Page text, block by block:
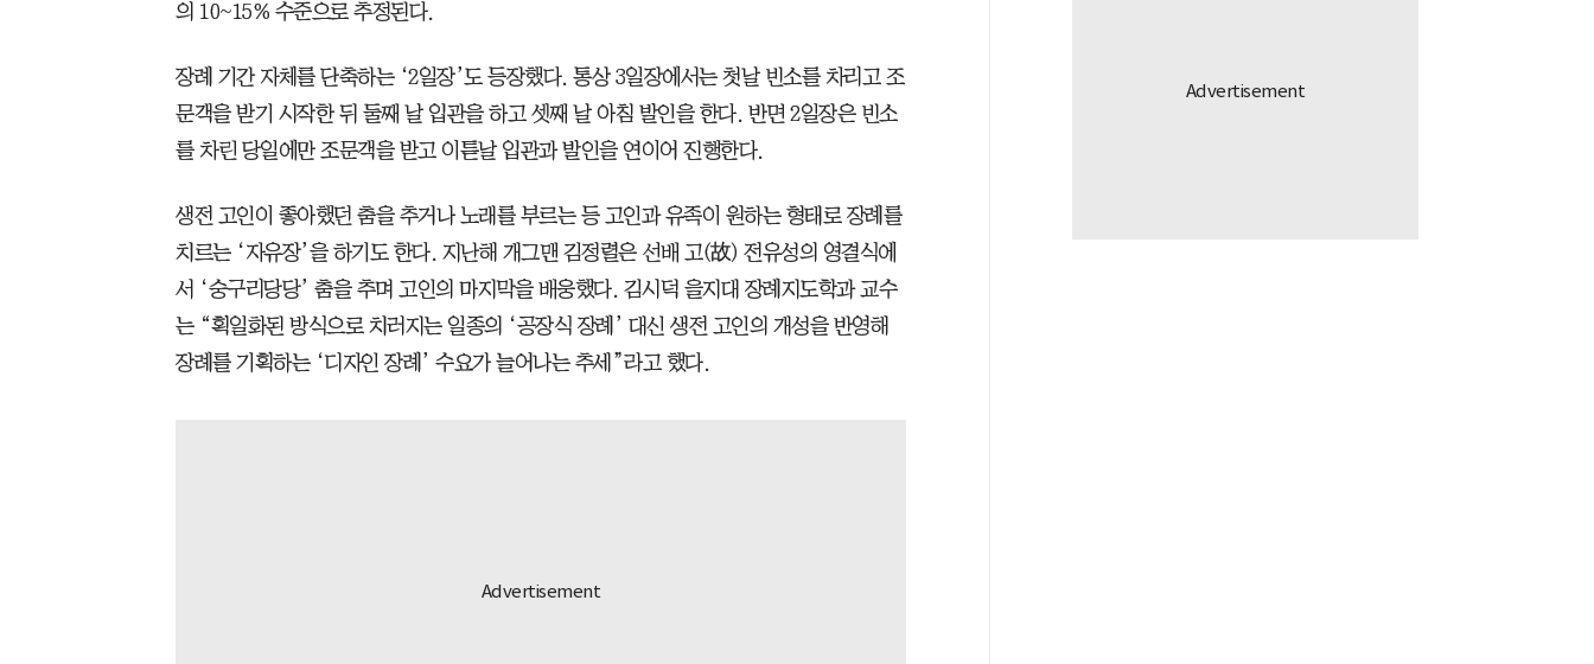
의 10~15% 수준으로 추정된다.
장례 기간 자체를 단축하는 ‘2일장’도 등장했다. 통상 3일장에서는 첫날 빈소를 차리고 조
문객을 받기 시작한 뒤 둘째 날 입관을 하고 셋째 날 아침 발인을 한다. 반면 2일장은 빈소
를 차린 당일에만 조문객을 받고 이튿날 입관과 발인을 연이어 진행한다.
생전 고인이 좋아했던 춤을 추거나 노래를 부르는 등 고인과 유족이 원하는 형태로 장례를
치르는 ‘자유장’을 하기도 한다. 지난해 개그맨 김정렬은 선배 고(故) 전유성의 영결식에
서 ‘숭구리당당’ 춤을 추며 고인의 마지막을 배웅했다. 김시덕 을지대 장례지도학과 교수
는 “획일화된 방식으로 치러지는 일종의 ‘공장식 장례’ 대신 생전 고인의 개성을 반영해
장례를 기획하는 ‘디자인 장례’ 수요가 늘어나는 추세”라고 했다.